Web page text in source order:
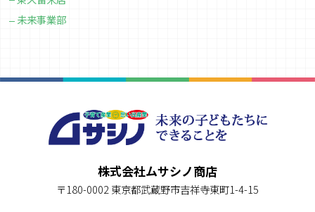
未来事業部
株式会社ムサシノ商店
〒180-0002 東京都武蔵野市吉祥寺東町1-4-15